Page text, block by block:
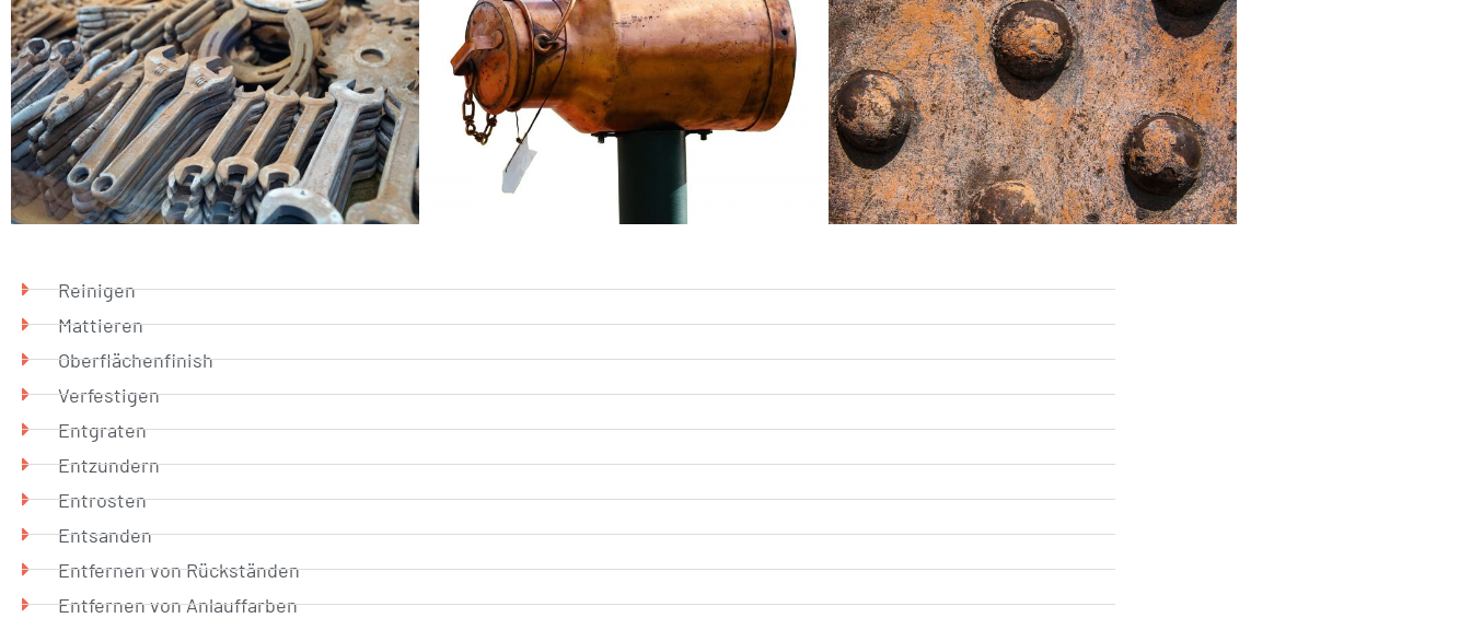
Reinigen
Mattieren
Oberflächenfinish
Verfestigen
Entgraten
Entzundern
Entrosten
Entsanden
Entfernen von Rückständen
Entfernen von Anlauffarben